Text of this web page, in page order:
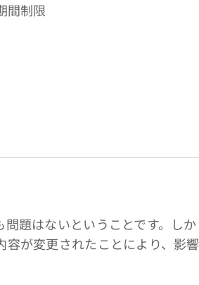
間制限
題はないということです。しか
が変更されたことにより、影響